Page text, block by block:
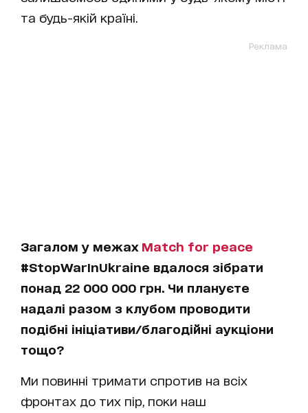
та будь-якій країні.
Реклама
Загалом у межах Match for peace
#StopWarInUkraine вдалося зібрати
понад 22 000 000 грн. Чи плануєте
надалі разом з клубом проводити
подібні ініціативи/благодійні аукціони
тощо?
Ми повинні тримати спротив на всіх
фронтах до тих пір, поки наш